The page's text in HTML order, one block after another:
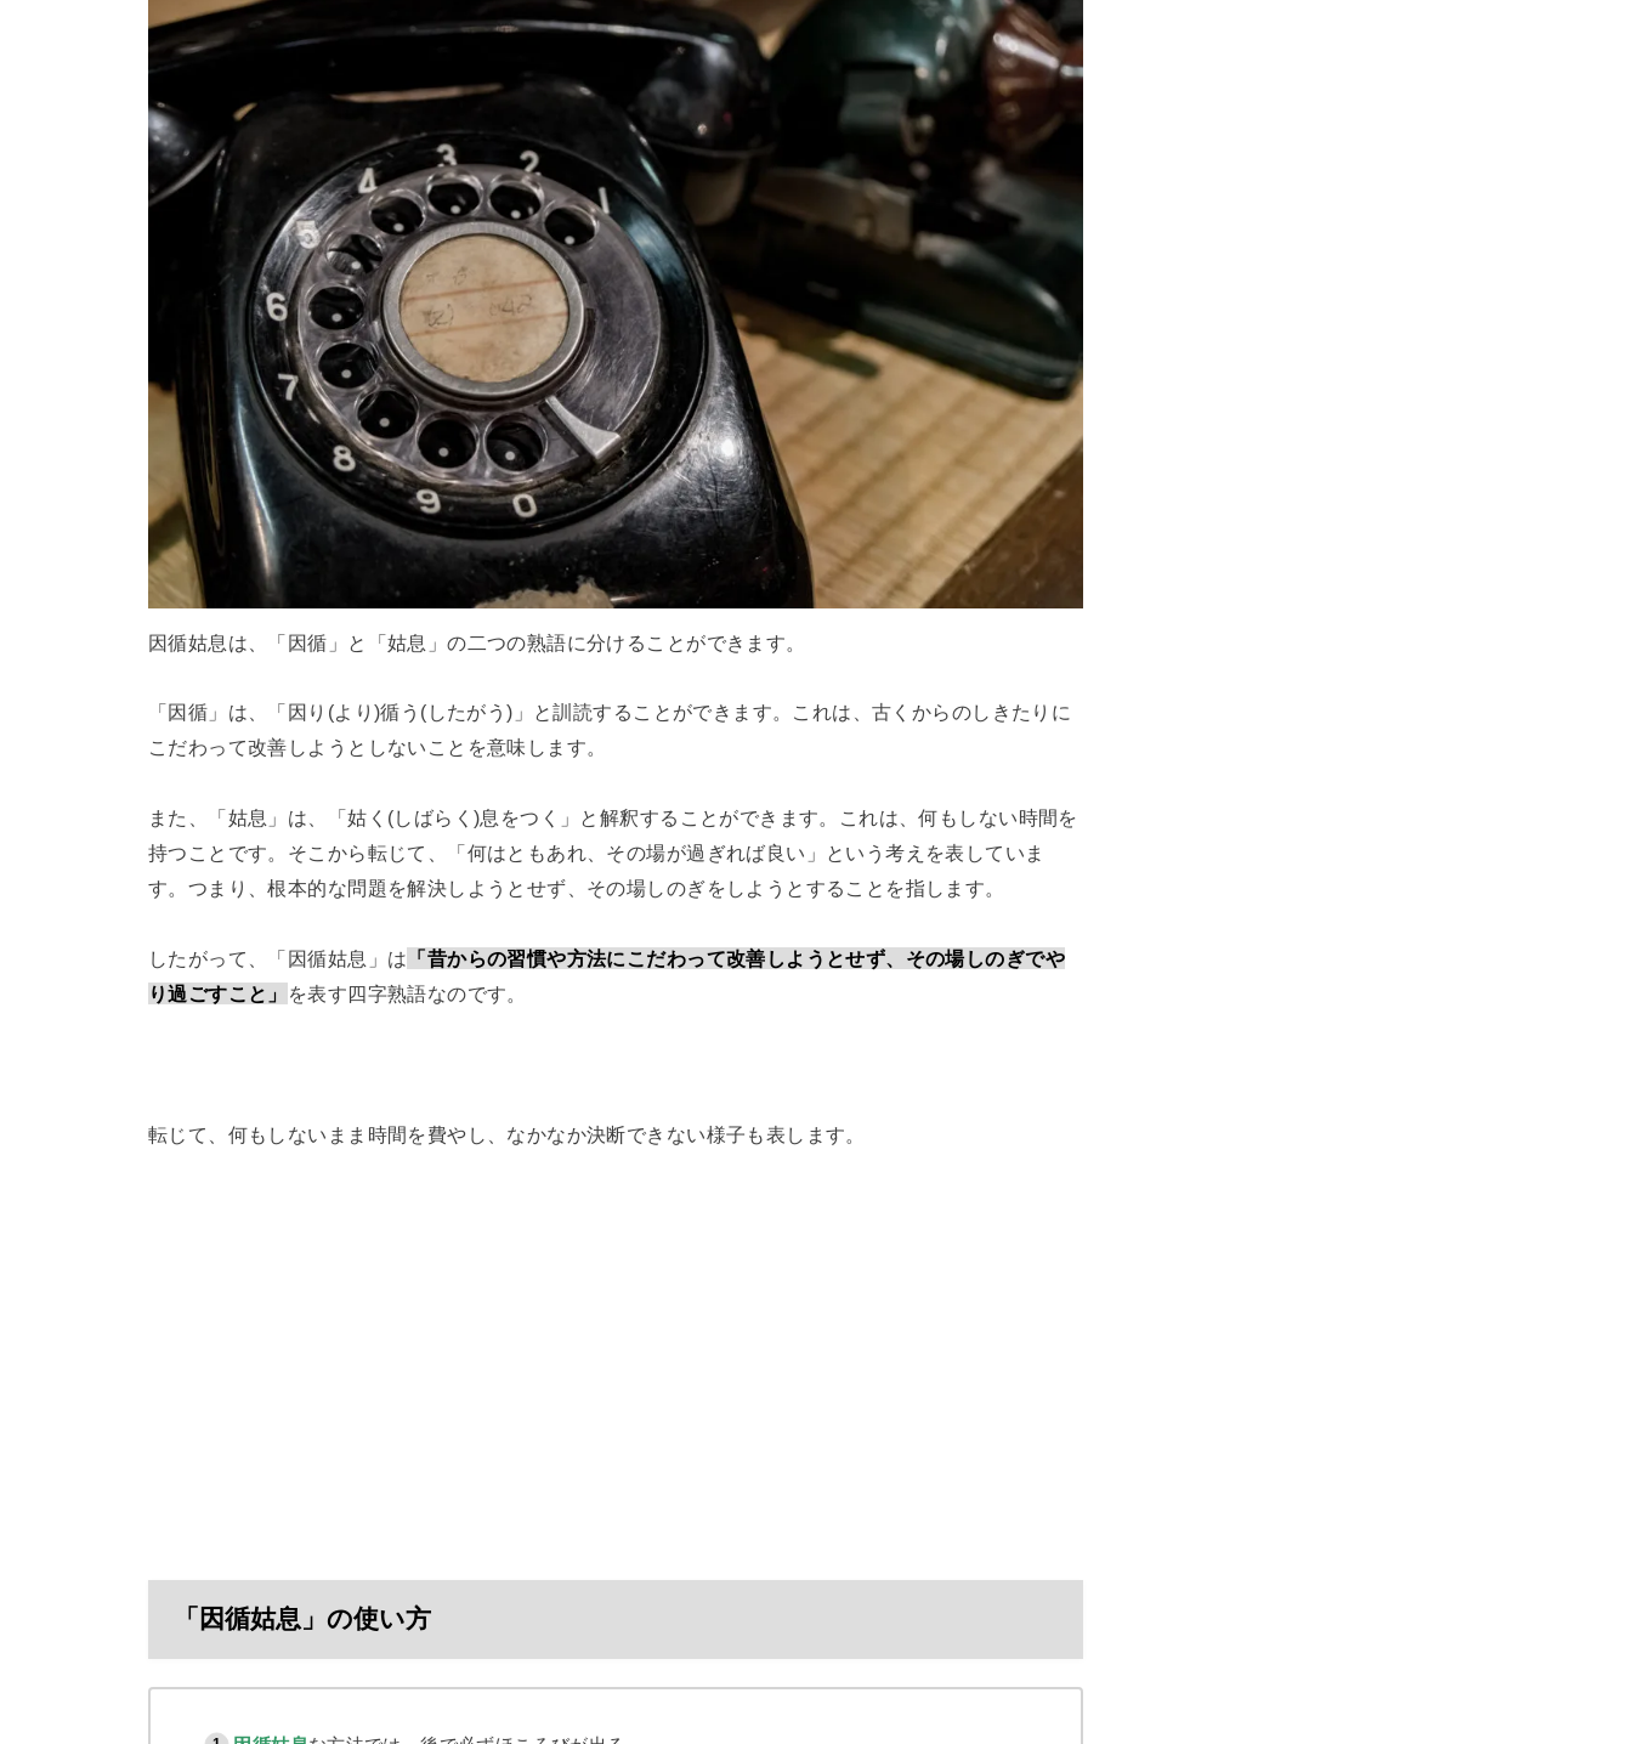
因循姑息は、「因循」と「姑息」の二つの熟語に分けることができます。
「因循」は、「因り(より)循う(したがう)」と訓読することができます。これは、古くからのしきたりに
こだわって改善しようとしないことを意味します。
また、「姑息」は、「姑く(しばらく)息をつく」と解釈することができます。これは、何もしない時間を
持つことです。そこから転じて、「何はともあれ、その場が過ぎれば良い」という考えを表していま
す。つまり、根本的な問題を解決しようとせず、その場しのぎをしようとすることを指します。
したがって、「因循姑息」は 「昔からの習慣や方法にこだわって改善しようとせず、その場しのぎでや
り過ごすこと」
を表す四字熟語なのです。
転じて、何もしないまま時間を費やし、なかなか決断できない様子も表します。
「因循姑息」の使い方